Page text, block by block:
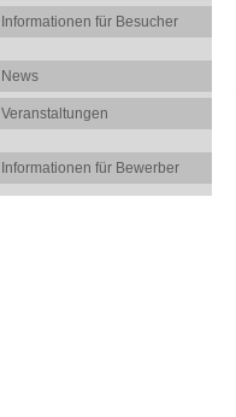
Informationen für Besucher
News
Veranstaltungen
Informationen für Bewerber